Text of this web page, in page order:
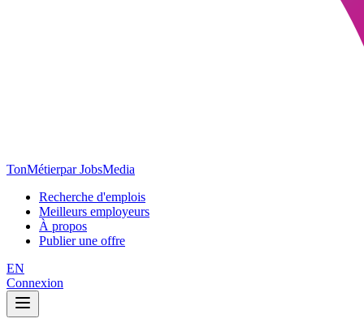
TonMétierpar JobsMedia
Recherche d'emplois
Meilleurs employeurs
À propos
Publier une offre
EN
Connexion